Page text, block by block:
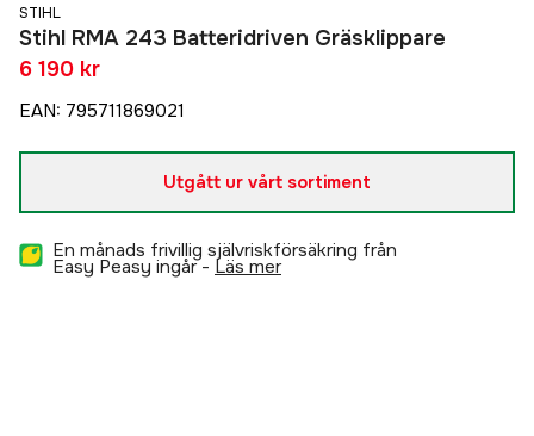
STIHL
Stihl RMA 243 Batteridriven Gräsklippare
6 190 kr
EAN: 795711869021
Utgått ur vårt sortiment
En månads frivillig självriskförsäkring från
Easy Peasy ingår - läs mer